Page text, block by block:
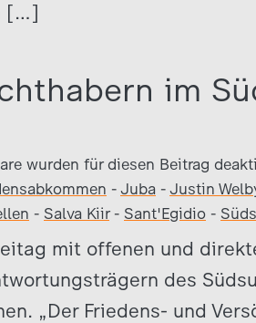
[…]
im
wurden für diesen Beitrag
- Juba - Justin
- Salva Kiir- Sant'Egidio -
mit offenen und
des
„Der Friedens- und